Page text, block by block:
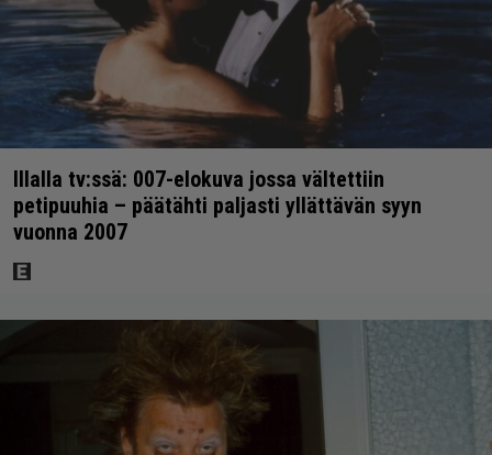
Illalla tv:ssä: 007-elokuva jossa vältettiin
petipuuhia – päätähti paljasti yllättävän syyn
vuonna 2007